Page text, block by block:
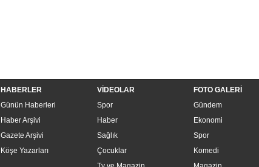
HABERLER
Günün Haberleri
Haber Arşivi
Gazete Arşivi
Köşe Yazarları
VİDEOLAR
Spor
Haber
Sağlık
Çocuklar
FOTO GALERİ
Gündem
Ekonomi
Spor
Komedi